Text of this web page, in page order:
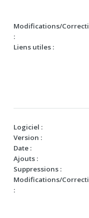
Modifications/
:
Liens utiles :
Logiciel :
Version :
Date :
Ajouts :
Suppressions :
Modifications/
: